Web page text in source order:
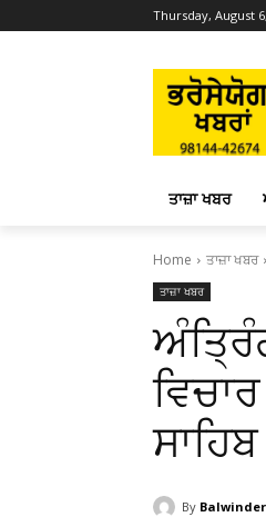
Thursday, August
ਤਾਜ਼ਾ ਖਬਰ
Home ਤਾਜ਼ਾ ਖਬਰ
ਤਾਜ਼ਾ ਖਬਰ
By